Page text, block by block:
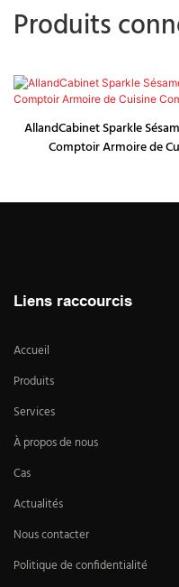
Produits
AllandCabinet Sparkle
Comptoir Armoire de
Liens raccourcis
Accueil
Produits
Services
À propos de nous
Cas
Actualités
Nous contacter
Politique de confidentialité